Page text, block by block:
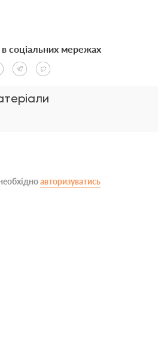
соціальних мережах
авторизуватись